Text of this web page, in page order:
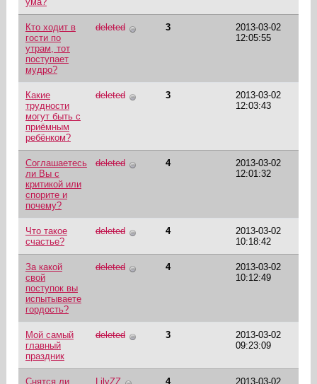
Кто ходит в
гости по
утрам, тот
поступает
мудро?
deleted 3
2013-03-02
12:05:55
Какие
трудности
могут быть с
приёмным
ребёнком?
deleted 3
2013-03-02
12:03:43
Соглашаетесь
ли Вы с
критикой или
спорите и
почему?
deleted 4
2013-03-02
12:01:32
Что такое
счастье?
deleted 4
2013-03-02
10:18:42
За какой
свой
поступок вы
испытываете
гордость?
deleted 4
2013-03-02
10:12:49
Мой самый
главный
праздник
deleted 3
2013-03-02
09:23:09
Снятся ли
LilyZZ 4
2013-03-02